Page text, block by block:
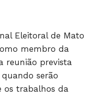
Eleitoral de Mato
membro da
reunião prevista
serão
os trabalhos da